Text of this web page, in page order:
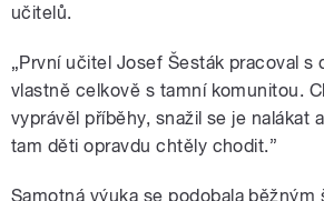
učitelů.
„První učitel Josef Šesták pracoval s
vlastně celkově s tamní komunitou.
vyprávěl příběhy, snažil se je nalákat
tam děti opravdu chtěly chodit.”
Samotná výuka se podobala běžným